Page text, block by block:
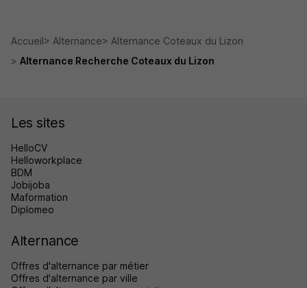
Accueil Alternance
Alternance Coteaux du Lizon
Alternance Recherche Coteaux du Lizon
Les sites
HelloCV
Helloworkplace
BDM
Jobijoba
Maformation
Diplomeo
Alternance
Offres d'alternance par métier
Offres d'alternance par ville